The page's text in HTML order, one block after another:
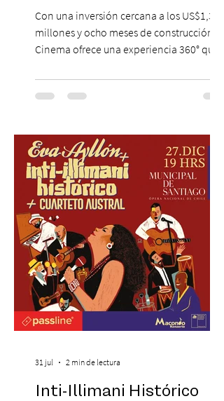
Hollywood a Chile
Con una inversión cercana a los US$1,3
millones y ocho meses de construcción,
Cinema ofrece una experiencia 360° que
cinematográfica y actores en vivo,
recreando algunos de los universos más
una nueva atracción a su oferta
gastronómica y turística con la apertura de
Cinema, un restaurante temático
inspirado en el concepto de un museo de
Hollywood, que promete transportar a sus
visitantes a distintos
Inti-Illimani Histórico
31 jul 2 min de lectura